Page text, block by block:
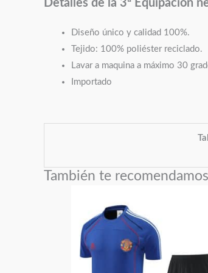
Detalles de la 3ª Equipación
Diseño único y calidad 100%.
Tejido: 100% poliéster reciclado.
Lavar a maquina a máximo 30
Importado
También te
tiene
múltiples
variantes.